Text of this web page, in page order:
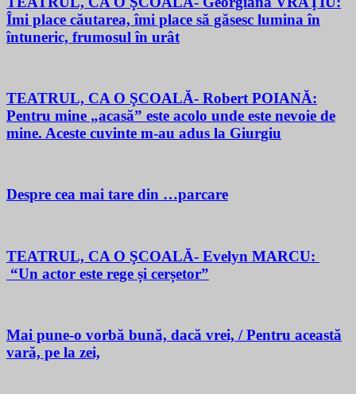
Îmi place căutarea, îmi place să găsesc lumina în
întuneric, frumosul în urât
TEATRUL, CA O ŞCOALĂ- Robert POIANĂ:
Pentru mine „acasă” este acolo unde este nevoie de
mine. Aceste cuvinte m-au adus la Giurgiu
Despre cea mai tare din …parcare
TEATRUL, CA O ŞCOALĂ- Evelyn MARCU:
“Un actor este rege și cerșetor”
Mai pune-o vorbă bună, dacă vrei, / Pentru această
vară, pe la zei,